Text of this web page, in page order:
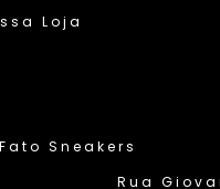
Loja
Sneakers
Rua